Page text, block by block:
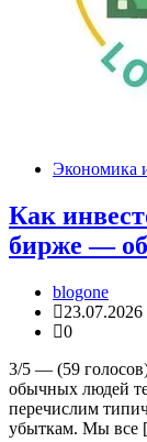
Экономика
Как
бирже —
blogone
23.07.2026
0
3/5 — (59
обычных людей
перечислим
убыткам. Мы